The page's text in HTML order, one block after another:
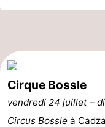
Résidence
Bad
Resort
Bad
-
Strand
Resort
Nieuwvliet-
-
Waterdunen
-
Zonneweelde
-
Cirque Bossle
vendredi 24 juillet –
Circus Bossle à